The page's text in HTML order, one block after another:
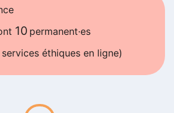
10 permanent·es
services éthiques en ligne)